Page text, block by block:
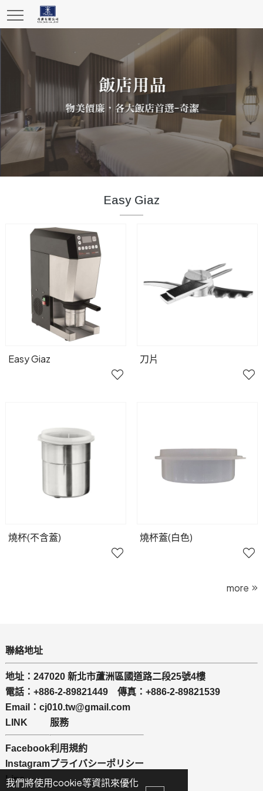
Easy Giaz
Easy Giaz 刀片
燒杯(不含蓋) 燒杯蓋(白色)
more
聯絡地址
地址：247020 新北市蘆洲區國道路二段25號4樓
電話：+886-2-89821449 傳真：+886-2-89821539
Email：cj010.tw@gmail.com
LINK
Facebook
Instagram
Line
服務
利用規約
プライバシーポリシー
我們將使用cookie等資訊來優化